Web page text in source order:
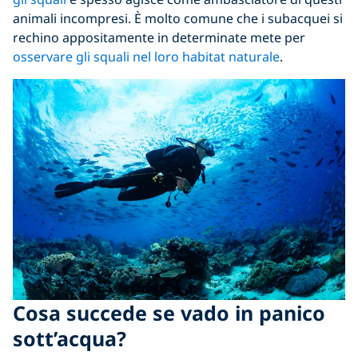
animali incompresi. È molto comune che i subacquei si
rechino appositamente in determinate mete per
osservare gli squali nel loro habitat naturale.
Cosa succede se vado in panico
sott’acqua?